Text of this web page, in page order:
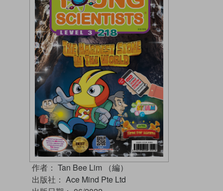
作者： Tan Bee Lim （編）
出版社： Ace Mind Pte Ltd